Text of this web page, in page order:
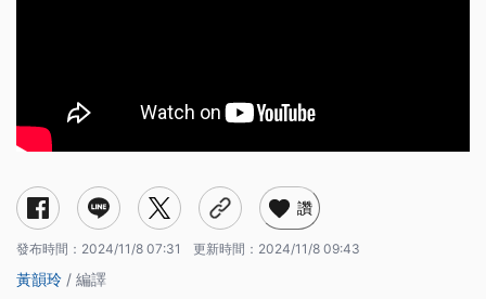
讚
發布時間： 2024/11/8 07:31 更新時間： 2024/11/8 09:43
黃韻玲 / 編譯